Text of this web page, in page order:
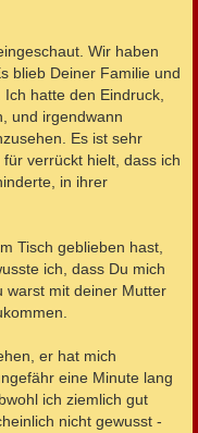
Wir haben
blieb Deiner Familie und
hatte den Eindruck,
und irgendwann
Es ist sehr
verrückt hielt, dass ich
in ihrer
Tisch geblieben hast,
ich, dass Du mich
warst mit deiner Mutter
er hat mich
eine Minute lang
ich ziemlich gut
nicht gewusst -